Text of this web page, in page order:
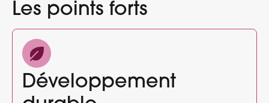
Les points forts
Développement